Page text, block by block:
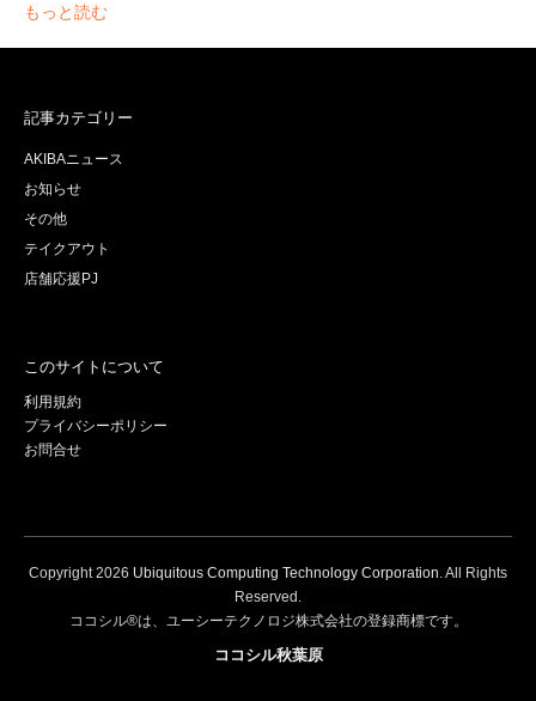
もっと読む
記事カテゴリー
AKIBAニュース
お知らせ
その他
テイクアウト
店舗応援PJ
このサイトについて
利用規約
プライバシーポリシー
お問合せ
Copyright2026 Ubiquitous Computing Technology Corporation. All Rights
Reserved.
ココシル®は、ユーシーテクノロジ株式会社の登録商標です。
ココシル秋葉原